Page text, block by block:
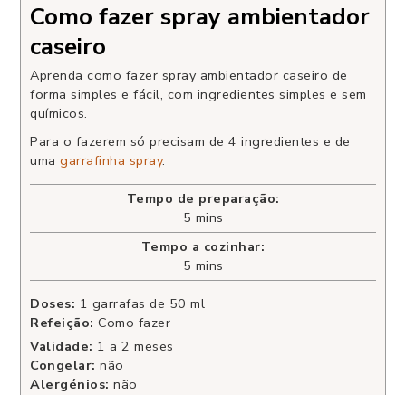
Como fazer spray ambientador
caseiro
Aprenda como fazer spray ambientador caseiro de
forma simples e fácil, com ingredientes simples e sem
químicos.
Para o fazerem só precisam de 4 ingredientes e de
uma garrafinha spray.
Tempo de preparação:
5 mins
Tempo a cozinhar:
5 mins
Doses: 1 garrafas de 50 ml
Refeição: Como fazer
Validade: 1 a 2 meses
Congelar: não
Alergénios: não